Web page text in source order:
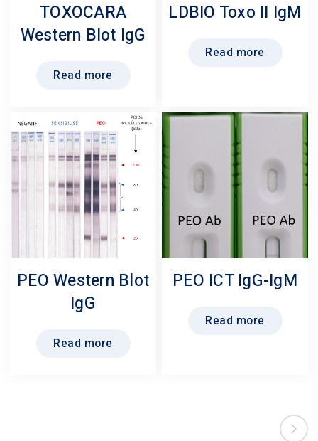
TOXOCARA
Western Blot IgG
Read more
LDBIO Toxo II IgM
Read more
PEO Western Blot
IgG
Read more
PEO ICT IgG-IgM
Read more